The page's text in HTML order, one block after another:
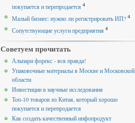
покупается и перепродается 4
Малый бизнес: нужно ли регистрировать ИП? 4
Сопутствующие услуги предприятия 4
Советуем прочитать
Альпари форекс - вся правда!
Упаковочные материалы в Москве и Московской
области
Инвестиции в научные исследования
Топ-10 товаров из Китая, который хорошо
покупается и перепродается
Как создать качественный инфопродукт